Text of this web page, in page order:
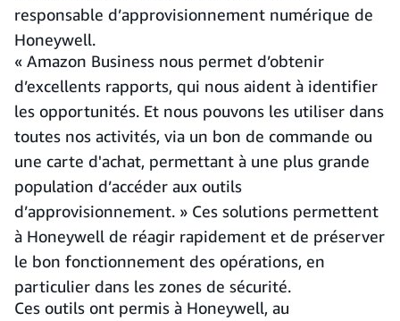
responsable d’approvisionnement numérique de
Honeywell.
« Amazon Business nous permet d’obtenir
d’excellents rapports, qui nous aident à identifier
les opportunités. Et nous pouvons les utiliser dans
toutes nos activités, via un bon de commande ou
une carte d'achat, permettant à une plus grande
population d’accéder aux outils
d’approvisionnement. » Ces solutions permettent
à Honeywell de réagir rapidement et de préserver
le bon fonctionnement des opérations, en
particulier dans les zones de sécurité.
Ces outils ont permis à Honeywell, au